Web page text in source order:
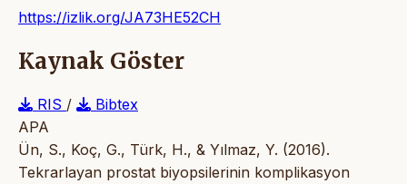
https://izlik.org/JA73HE52CH
Kaynak Göster
RIS /
Bibtex
APA
Ün, S., Koç, G., Türk, H., & Yılmaz, Y. (2016).
Tekrarlayan prostat biyopsilerinin komplikasyon